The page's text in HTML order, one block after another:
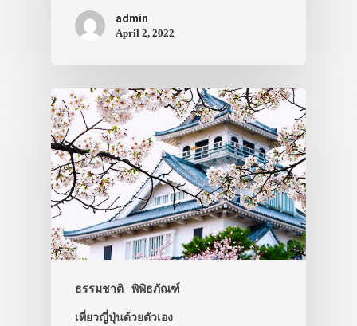
admin
April 2, 2022
ธรรมชาติ พิพิธภัณฑ์
เที่ยวญี่ปุ่นด้วยตัวเอง